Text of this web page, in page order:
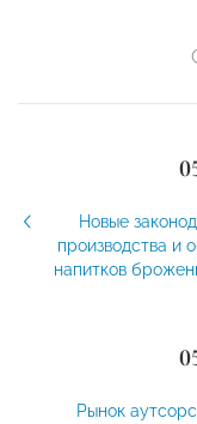
Новые
производства и
напитков
Рынок